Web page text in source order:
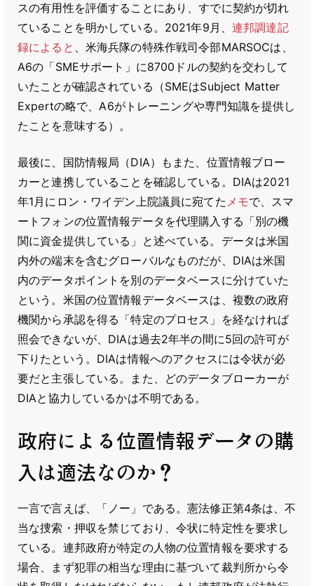
スの有用性を評価することにあり、すでに契約が切れ
ていることを明かしている。2021年9月、 連邦調達記
録によると 、米海兵隊の特殊作戦司令部MARSOCは、
A6の「SMEサポート」に8700ドルの契約を交わして
いたことが確認されている（SMEはSubject Matter
Expertの略で、A6がトレーニングや専門知識を提供し
たことを意味する）。
最後に、国防情報局（DIA）もまた、位置情報ブロー
カーと連携していることを確認している。DIAは2021
年1月にロン・ワイデン上院議員に宛てた メモで、スマ
ートフォンの位置情報データを代理購入する「別の機
関に資金提供している」と述べている。データは米国
内外の端末を含むグローバルなものだが、DIAは米国
内のデータポイントを別のデータベースに分けていた
という。米国の位置情報データベースは、複数の政府
機関から承認を得る「特定のプロセス」を経なければ
照会できないが、DIAは過去2年半の間に5回の許可が
下りたという。DIAは情報へのアクセスには令状が必
要だと主張している。また、どのデータブローカーが
DIAと協力しているかは不明である。
政府による位置情報データの購
入は適法なのか？
一言で言えば、「ノー」である。憲法修正第4条は、不
当な捜索・押収を禁じており、令状に特定性を要求し
ている。連邦政府が特定の人物の位置情報を要求する
場合、まず犯罪の相当な理由に基づいて裁判所から令